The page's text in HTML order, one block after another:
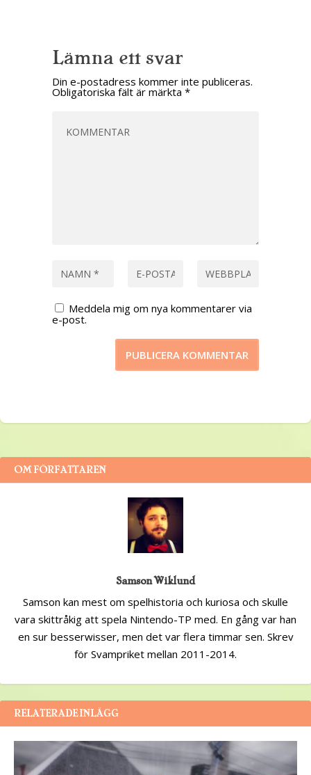
Lämna ett svar
Din e-postadress kommer inte publiceras.
Obligatoriska fält är märkta *
Meddela mig om nya kommentarer via
e-post.
OM FÖRFATTAREN
Samson Wiklund
Samson kan mest om spelhistoria och kuriosa och skulle
vara skittråkig att spela Nintendo-TP med. En gång var han
en sur besserwisser, men det var flera timmar sen. Skrev
för Svampriket mellan 2011-2014.
RELATERADE INLÄGG